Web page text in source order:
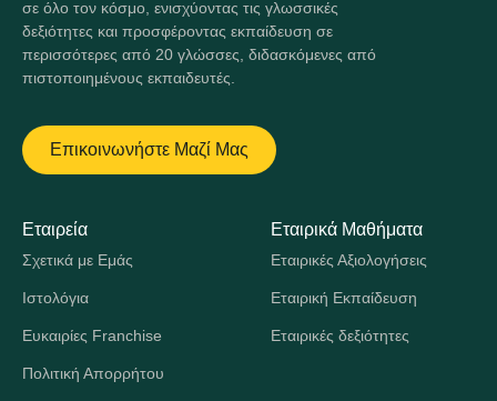
σε όλο τον κόσμο, ενισχύοντας τις γλωσσικές
δεξιότητες και προσφέροντας εκπαίδευση σε
περισσότερες από 20 γλώσσες, διδασκόμενες από
πιστοποιημένους εκπαιδευτές.
Επικοινωνήστε Μαζί Μας
Εταιρεία
Σχετικά με Εμάς
Ιστολόγια
Ευκαιρίες Franchise
Πολιτική Απορρήτου
Εταιρικά Μαθήματα
Εταιρικές Αξιολογήσεις
Εταιρική Εκπαίδευση
Εταιρικές δεξιότητες